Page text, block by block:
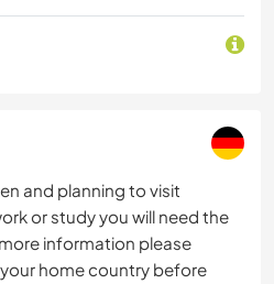
and planning to visit
or study you will need the
information please
home country before